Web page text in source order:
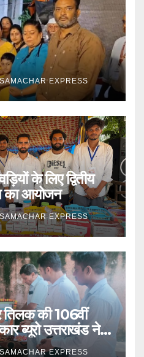
SAMACHAR EXPRESS
के लिए द्वितीय
का आयोजन
SAMACHAR EXPRESS
तिलक की 106वीं
ब्यूरो उत्तराखंड ने दी
SAMACHAR EXPRESS